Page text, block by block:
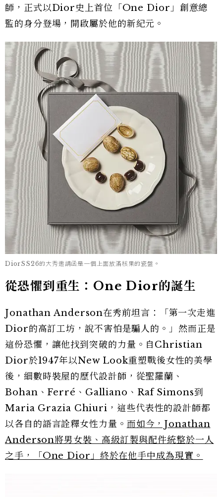
師，正式以Dior史上首位「One Dior」創意總
監的身分登場，開啟屬於他的新紀元。
DiorSS26的大秀邀請函是一個上面放滿核果的瓷盤。
從恐懼到重生：One Dior的誕生
Jonathan Anderson在秀前坦言：「第一次走進
Dior的高訂工坊，說不害怕是騙人的。」然而正是
這份恐懼，讓他找到突破的力量。自Christian
Dior於1947年以New Look重塑戰後女性的美學
後，細數時裝屋的歷代設計師，從聖羅蘭、
Bohan、Ferré、Galliano、Raf Simons到
Maria Grazia Chiuri，這些代表性的設計師都
以各自的語言詮釋女性力量。 而如今，Jonathan
Anderson將男女裝、高級訂製與配件統整於一人
之手，「One Dior」終於在他手中成為現實。